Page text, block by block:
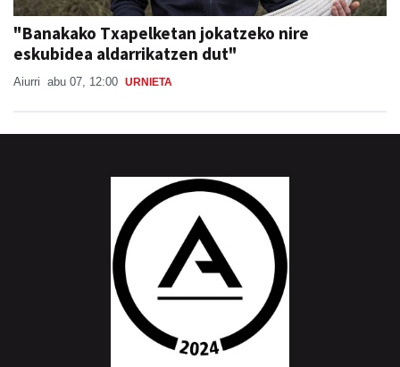
"Banakako Txapelketan jokatzeko nire
eskubidea aldarrikatzen dut"
Aiurri abu 07, 12:00 URNIETA